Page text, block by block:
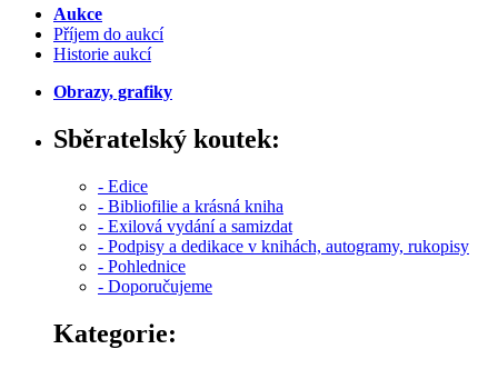
Aukce
Příjem do aukcí
Historie aukcí
Obrazy, grafiky
Sběratelský koutek:
- Edice
- Bibliofilie a krásná kniha
- Exilová vydání a samizdat
- Podpisy a dedikace v knihách, autogramy, rukopisy
- Pohlednice
- Doporučujeme
Kategorie: